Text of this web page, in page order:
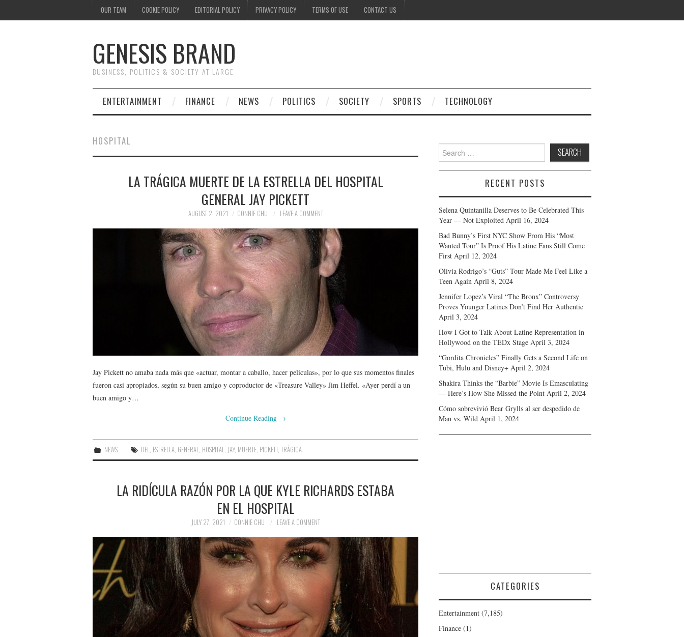
OUR TEAM COOKIE POLICY EDITORIAL POLICY PRIVACY POLICY TERMS OF USE CONTACT US
GENESIS BRAND
BUSINESS, POLITICS & SOCIETY AT LARGE
ENTERTAINMENT FINANCE NEWS POLITICS SOCIETY SPORTS TECHNOLOGY
HOSPITAL
LA TRÁGICA MUERTE DE LA ESTRELLA DEL HOSPITAL
GENERAL JAY PICKETT
AUGUST 2, 2021 CONNIE CHU LEAVE A COMMENT
Jay Pickett no amaba nada más que «actuar, montar a caballo, hacer películas», por lo que sus momentos finales
fueron casi apropiados, según su buen amigo y coproductor de «Treasure Valley» Jim Heffel. «Ayer perdí a un
buen amigo y…
Continue Reading →
NEWS DEL ESTRELLA GENERAL HOSPITAL JAY, MUERTE PICKETT,TRÁGICA
LA RIDÍCULA RAZÓN POR LA QUE KYLE RICHARDS ESTABA
EN EL HOSPITAL
JULY 27, 2021 CONNIE CHU LEAVE A COMMENT
Search
for:
RECENT POSTS
Selena Quintanilla Deserves to Be Celebrated This
Year — Not Exploited April 16, 2024
Bad Bunny’s First NYC Show From His “Most
Wanted Tour” Is Proof His Latine Fans Still Come
First April 12, 2024
Olivia Rodrigo’s “Guts” Tour Made Me Feel Like a
Teen Again April 8, 2024
Jennifer Lopez’s Viral “The Bronx” Controversy
Proves Younger Latines Don’t Find Her Authentic
April 3, 2024
How I Got to Talk About Latine Representation in
Hollywood on the TEDx Stage April 3, 2024
“Gordita Chronicles” Finally Gets a Second Life on
Tubi, Hulu and Disney+ April 2, 2024
Shakira Thinks the “Barbie” Movie Is Emasculating
— Here’s How She Missed the Point April 2, 2024
Cómo sobrevivió Bear Grylls al ser despedido de
Man vs. Wild April 1, 2024
CATEGORIES
Entertainment (7,185)
Finance (1)